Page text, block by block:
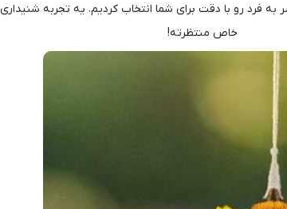
فرد رو با دقت برای شما انتخاب کردیم. یه تجربه شنیداری
خاص منتظرته!